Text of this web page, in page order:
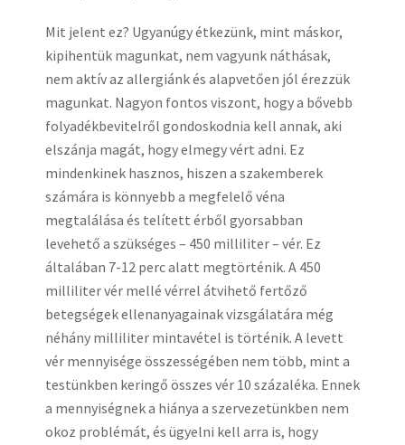
Mit jelent ez? Ugyanúgy étkezünk, mint máskor,
kipihentük magunkat, nem vagyunk náthásak,
nem aktív az allergiánk és alapvetően jól érezzük
magunkat. Nagyon fontos viszont, hogy a bővebb
folyadékbevitelről gondoskodnia kell annak, aki
elszánja magát, hogy elmegy vért adni. Ez
mindenkinek hasznos, hiszen a szakemberek
számára is könnyebb a megfelelő véna
megtalálása és telített érből gyorsabban
levehető a szükséges – 450 milliliter – vér. Ez
általában 7-12 perc alatt megtörténik. A 450
milliliter vér mellé vérrel átvihető fertőző
betegségek ellenanyagainak vizsgálatára még
néhány milliliter mintavétel is történik. A levett
vér mennyisége összességében nem több, mint a
testünkben keringő összes vér 10 százaléka. Ennek
a mennyiségnek a hiánya a szervezetünkben nem
okoz problémát, és ügyelni kell arra is, hogy